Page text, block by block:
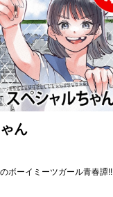
ん
ボーイミーツガール青春譚!!